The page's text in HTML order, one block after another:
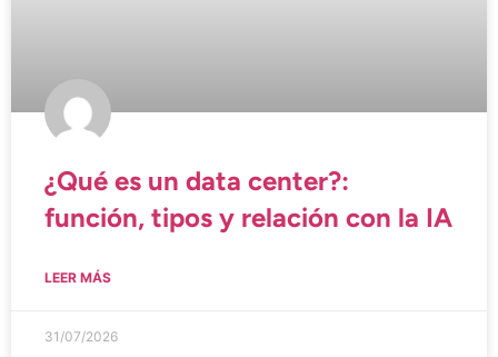
¿Qué es un data center?:
función, tipos y relación con la IA
LEER MÁS
31/07/2026